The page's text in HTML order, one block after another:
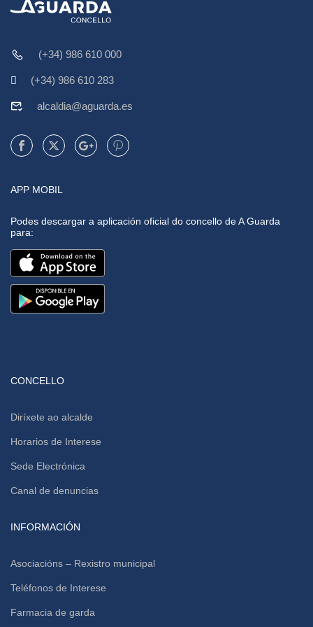
(+34) 986 610 000
(+34) 986 610 283
alcaldia@aguarda.es
APP MOBIL
Podes descargar a aplicación oficial do concello de A Guarda
para:
CONCELLO
Diríxete ao alcalde
Horarios de Interese
Sede Electrónica
Canal de denuncias
INFORMACIÓN
Asociacións – Rexistro municipal
Teléfonos de Interese
Farmacia de garda